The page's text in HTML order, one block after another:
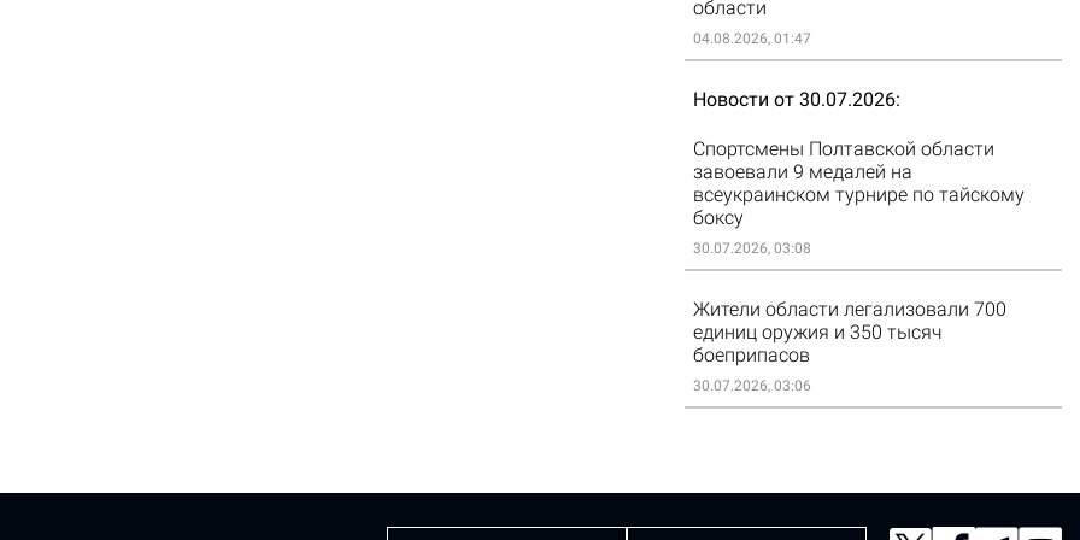
области
04.08.2026, 01:47
Новости от 30.07.2026
Спортсмены Полтавской области
завоевали 9 медалей на
всеукраинском турнире по тайскому
боксу
30.07.2026, 03:08
Жители области легализовали 700
единиц оружия и 350 тысяч
боеприпасов
30.07.2026, 03:06